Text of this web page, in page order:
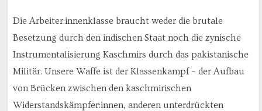
Die Arbeiter:innenklasse braucht weder die brutale
Besetzung durch den indischen Staat noch die zynische
Instrumentalisierung Kaschmirs durch das pakistanische
Militär. Unsere Waffe ist der Klassenkampf – der Aufbau
von Brücken zwischen den kaschmirischen
Widerstandskämpfer:innen, anderen unterdrückten